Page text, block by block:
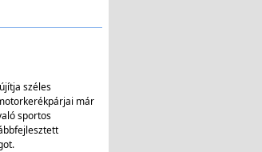
széles
már
sportos